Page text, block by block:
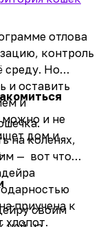
отлова
контроль
среду. Но
и оставить
и
можно и не
дом и
на коленях,
— вот что
приучена к
хлопот.
своим